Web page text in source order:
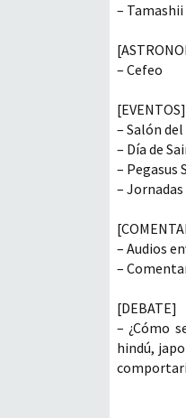
–
– Cefeo
[EVENTOS]
– Salón
– Día de
– Pegasus
– Jornadas
– Audios
–
[DEBATE]
– ¿Cómo
hindú,